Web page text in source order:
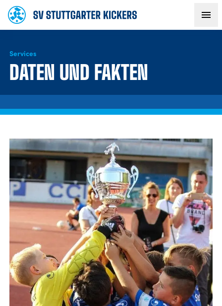
AKTUELLES
FANS
NACHWUCHS
BUSINESS
FANSHOP
TICKETS
KONTAKT
Services
DATEN UND FAKTEN